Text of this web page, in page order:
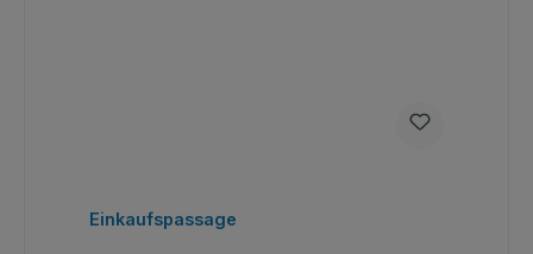
Einkaufspassage